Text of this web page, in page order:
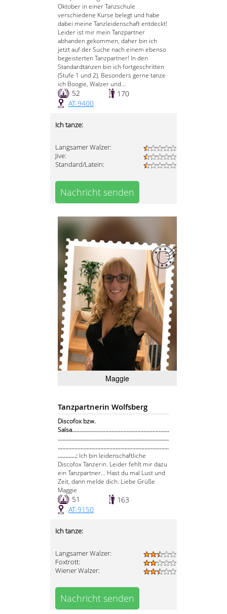
Oktober in einer Tanzschule
verschiedene Kurse belegt und habe
dabei meine Tanzleidenschaft entdeckt!
Leider ist mir mein Tanzpartner
abhanden gekommen, daher bin ich
jetzt auf der Suche nach einem ebenso
begeisterten Tanzpartner! In den
Standardtänzen bin ich fortgeschritten
(Stufe 1 und 2). Besonders gerne tanze
ich Boogie, Walzer und...
52
170
AT-9400
Ich tanze:
Langsamer Walzer:
Jive:
Standard/Latein:
Nachricht senden
Maggie
Tanzpartnerin Wolfsberg
Discofox bzw.
Salsa................................................................
.........................................................................
.........................................................................
............: Ich bin leidenschaftliche
Discofox Tänzerin. Leider fehlt mir dazu
ein Tanzpartner... Hast du mal Lust und
Zeit, dann melde dich. Liebe Grüße
Maggie
51
163
AT-9150
Ich tanze:
Langsamer Walzer:
Foxtrott:
Wiener Walzer:
Nachricht senden